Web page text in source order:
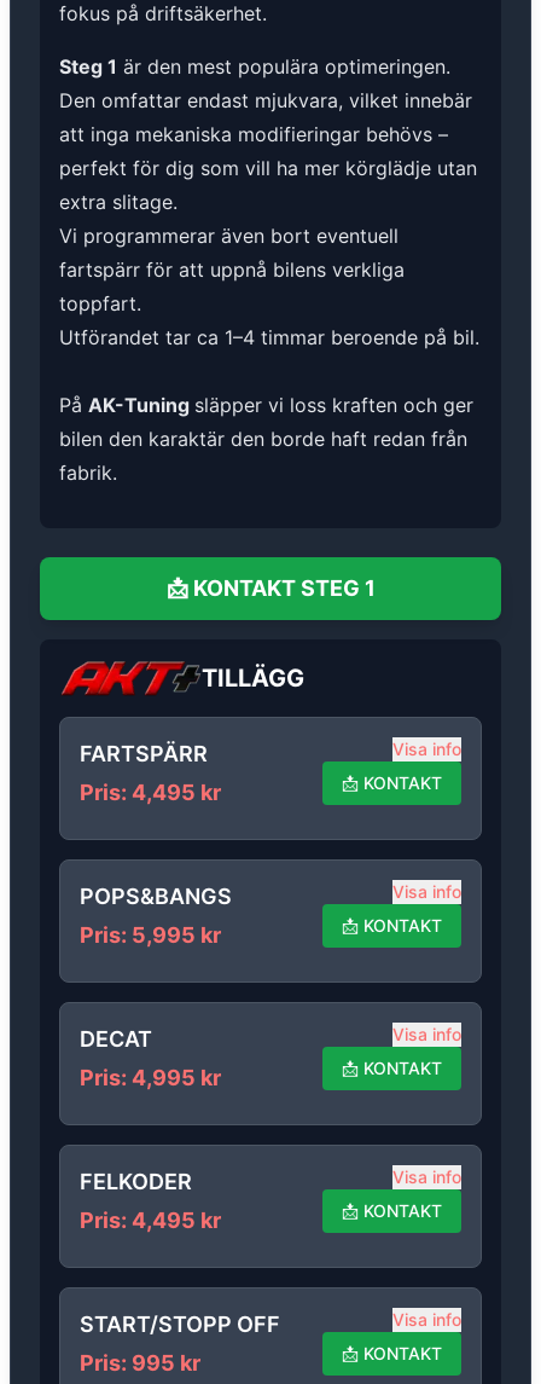
fokus på driftsäkerhet.
Steg 1 är den mest populära optimeringen.
Den omfattar endast mjukvara, vilket innebär
att inga mekaniska modifieringar behövs –
perfekt för dig som vill ha mer körglädje utan
extra slitage.
Vi programmerar även bort eventuell
fartspärr för att uppnå bilens verkliga
toppfart.
Utförandet tar ca 1–4 timmar beroende på bil.
På AK-Tuning släpper vi loss kraften och ger
bilen den karaktär den borde haft redan från
fabrik.
📩 KONTAKT STEG 1
TILLÄGG
FARTSPÄRR
Pris: 4,495 kr
Visa info
📩 KONTAKT
POPS&BANGS
Pris: 5,995 kr
Visa info
📩 KONTAKT
DECAT
Pris: 4,995 kr
Visa info
📩 KONTAKT
FELKODER
Pris: 4,495 kr
Visa info
📩 KONTAKT
START/STOPP OFF
Pris: 995 kr
Visa info
📩 KONTAKT